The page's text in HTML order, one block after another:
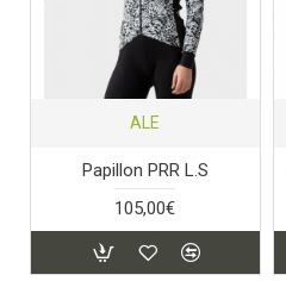
ALE
Papillon PRR L.S
105,00€